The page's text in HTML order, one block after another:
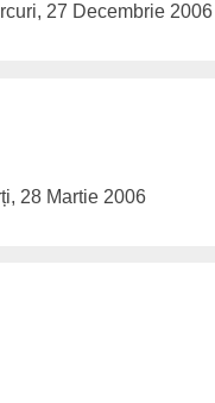
27 Decembrie 2006
28 Martie 2006